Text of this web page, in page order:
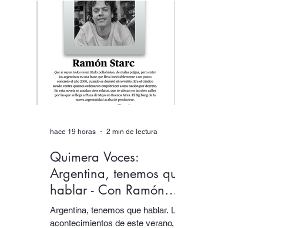
Quimera Voces:
Argentina, tenemos que
hablar - Con Ramón
Starc.
Argentina, tenemos que hablar. Los
acontecimientos de este verano, la
hace 19 horas 2 min de lectura